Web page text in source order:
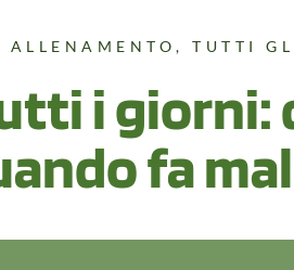
ALLENAMENTO,TUTTI
i giorni:
fa